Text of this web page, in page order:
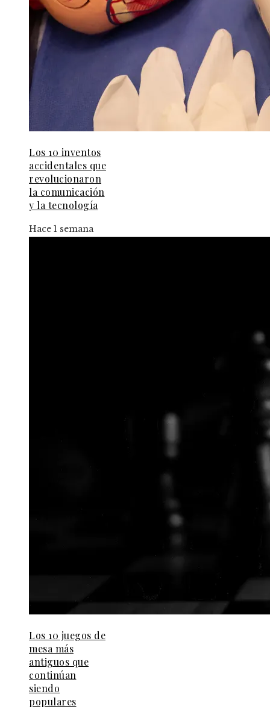
Los 10 inventos
accidentales que
revolucionaron
la comunicación
y la tecnología
Hace 1 semana
Los 10 juegos de
mesa más
antiguos que
continúan
siendo
populares